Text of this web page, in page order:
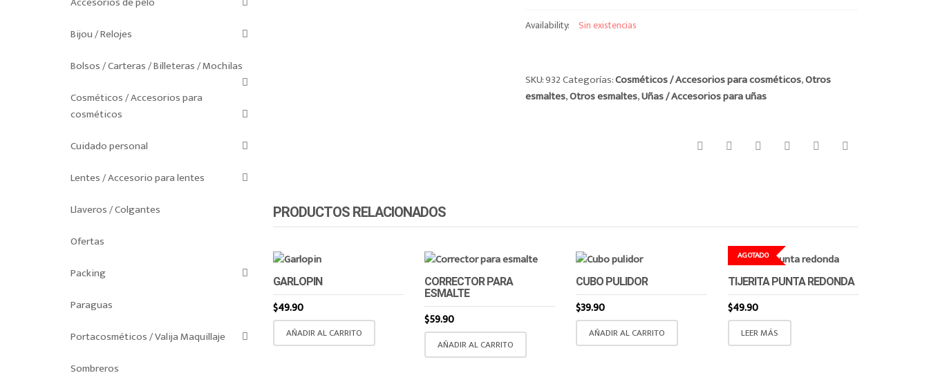
Availability: Sin existencias
SKU:932Categorías:Cosméticos / Accesorios para cosméticos,Otros
esmaltes,Otros esmaltes,Uñas / Accesorios para uñas
PRODUCTOS RELACIONADOS
GARLOPIN
$49.90
AÑADIR AL CARRITO
CORRECTOR PARA
ESMALTE
$59.90
AÑADIR AL CARRITO
CUBO PULIDOR
$39.90
AÑADIR AL CARRITO
AGOTADO
TIJERITA PUNTA REDONDA
$49.90
LEER MÁS
Bijou / Relojes
Bolsos / Carteras / Billeteras / Mochilas
Cosméticos / Accesorios para
cosméticos
Cuidado personal
Lentes / Accesorio para lentes
Llaveros / Colgantes
Ofertas
Packing
Paraguas
Portacosméticos / Valija Maquillaje
Sombreros